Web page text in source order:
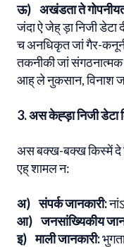
ऊ) अखंडता ते
जंदा ऐ जेह् ड़ा निजी डेटा
च अनधिकृत जां गैर-
तकनीकी जां संगठनात्मक
आह् ले नुकसान, विनाश
3. अस केह्ड़ा निजी
अस बक्ख-बक्ख किस्में दे
एह् शामल न:
अ) संपर्क जानकारी:
आ) जनसांख्यिकीय
इ) माली जानकारी: